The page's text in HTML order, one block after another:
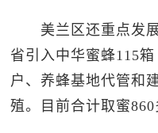
美兰区还重点发展
省引入中华蜜蜂115
户、养蜂基地代管和
殖。目前合计取蜜860